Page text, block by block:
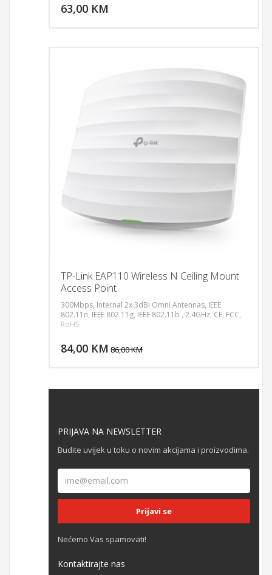
63,00 KM
TP-Link EAP110 Wireless N Ceiling Mount
Access Point
300Mbps, Internal 2x 3dBi Omni Antennas, IEEE
802.11n, IEEE 802.11g, IEEE 802.11b , 2.4GHz, CE, FCC,
RoHS
84,00 KM 86,00 KM
PRIJAVA NA NEWSLETTER
Budite uvijek u toku o novim akcijama i proizvodima.
Nećemo Vas spamovati!
Kontaktirajte nas